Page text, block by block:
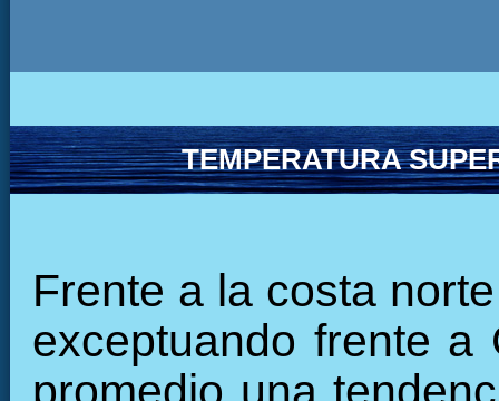
TEMPERATURA
Frente a la costa
exceptuando frente a